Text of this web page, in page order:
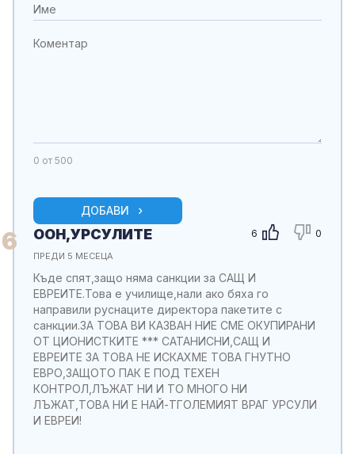
0 от 500
ДОБАВИ
6 6 0
ООН,УРСУЛИТЕ
ПРЕДИ 5 МЕСЕЦА
Къде спят,защо няма санкции за САЩ И
ЕВРЕИТЕ.Това е училище,нали ако бяха го
направили руснаците директора пакетите с
санкции.ЗА ТОВА ВИ КАЗВАН НИЕ СМЕ ОКУПИРАНИ
ОТ ЦИОНИСТКИТЕ *** САТАНИСНИ,САЩ И
ЕВРЕИТЕ ЗА ТОВА НЕ ИСКАХМЕ ТОВА ГНУТНО
ЕВРО,ЗАЩОТО ПАК Е ПОД ТЕХЕН
КОНТРОЛ,ЛЪЖАТ НИ И ТО МНОГО НИ
ЛЪЖАТ,ТОВА НИ Е НАЙ-ТГОЛЕМИЯТ ВРАГ УРСУЛИ
И ЕВРЕИ!